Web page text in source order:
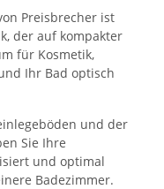
Preisbrecher ist
der auf kompakter
für Kosmetik,
Ihr Bad optisch
und der
Sie Ihre
und optimal
Badezimmer.